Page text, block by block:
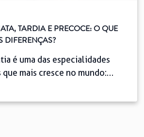
TARDIA E PRECOCE: O QUE
DIFERENÇAS?
é uma das especialidades
mais cresce no mundo:
demanda dispara a uma taxa de